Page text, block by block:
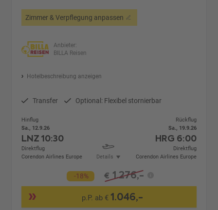
Zimmer & Verpflegung anpassen
Anbieter:
BILLA Reisen
Hotelbeschreibung anzeigen
Transfer Optional: Flexibel stornierbar
Hinflug
Sa., 12.9.26
LNZ10:30
Direktflug
Corendon Airlines Europe
Details
Rückflug
Sa., 19.9.26
HRG 6:00
Direktflug
Corendon Airlines Europe
-18% € 1.276,-
p.P. ab €1.046,-